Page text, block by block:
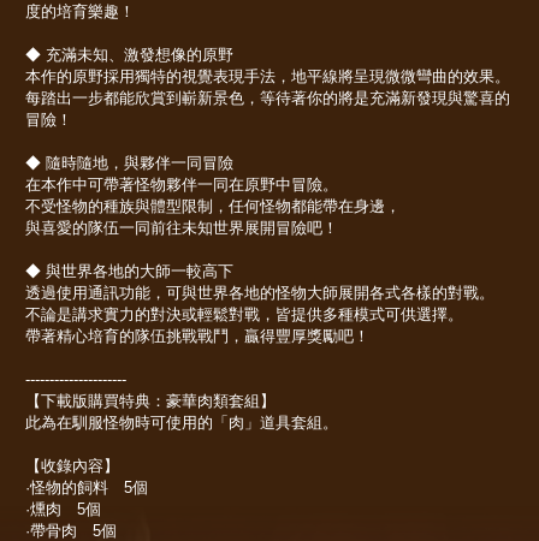
度的培育樂趣！
◆ 充滿未知、激發想像的原野
本作的原野採用獨特的視覺表現手法，地平線將呈現微微彎曲的效果。
每踏出一步都能欣賞到嶄新景色，等待著你的將是充滿新發現與驚喜的
冒險！
◆ 隨時隨地，與夥伴一同冒險
在本作中可帶著怪物夥伴一同在原野中冒險。
不受怪物的種族與體型限制，任何怪物都能帶在身邊，
與喜愛的隊伍一同前往未知世界展開冒險吧！
◆ 與世界各地的大師一較高下
透過使用通訊功能，可與世界各地的怪物大師展開各式各樣的對戰。
不論是講求實力的對決或輕鬆對戰，皆提供多種模式可供選擇。
帶著精心培育的隊伍挑戰戰鬥，贏得豐厚獎勵吧！
---------------------
【下載版購買特典：豪華肉類套組】
此為在馴服怪物時可使用的「肉」道具套組。
【收錄內容】
·怪物的飼料 5個
·燻肉 5個
·帶骨肉 5個